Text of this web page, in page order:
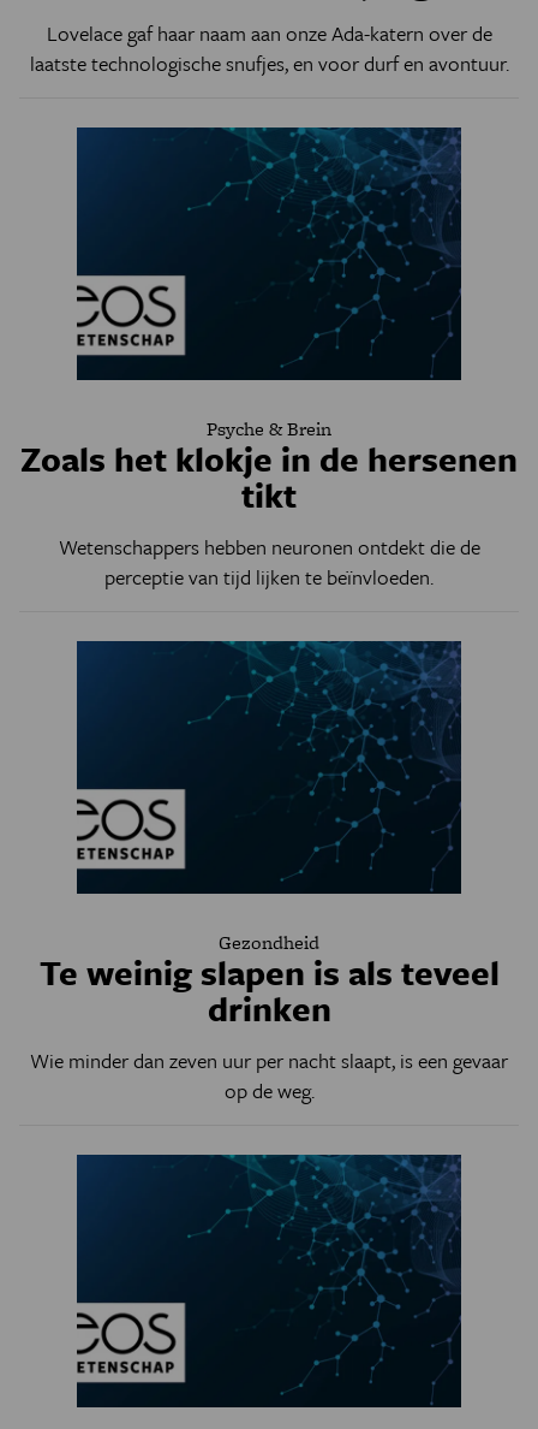
Lovelace gaf haar naam aan onze Ada-katern over de
laatste technologische snufjes, en voor durf en avontuur.
Psyche & Brein
Zoals het klokje in de hersenen
tikt
Wetenschappers hebben neuronen ontdekt die de
perceptie van tijd lijken te beïnvloeden.
Gezondheid
Te weinig slapen is als teveel
drinken
Wie minder dan zeven uur per nacht slaapt, is een gevaar
op de weg.